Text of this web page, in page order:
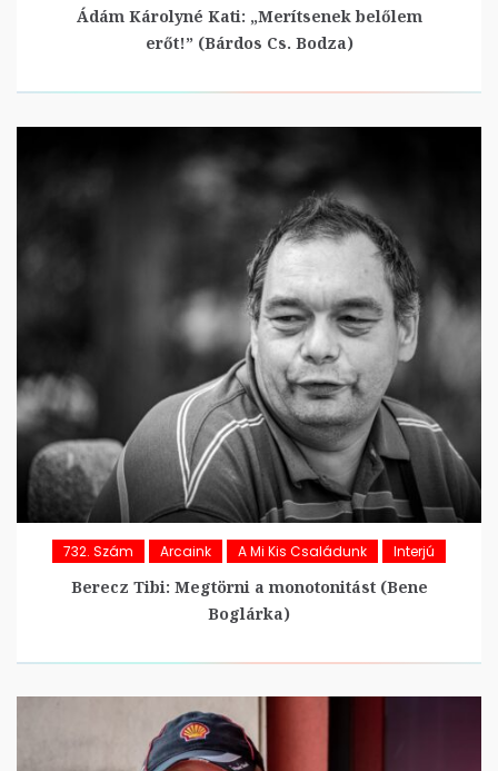
Ádám Károlyné Kati: „Merítsenek belőlem
erőt!” (Bárdos Cs. Bodza)
732. Szám Arcaink A Mi Kis Családunk Interjú
Berecz Tibi: Megtörni a monotonitást (Bene
Boglárka)